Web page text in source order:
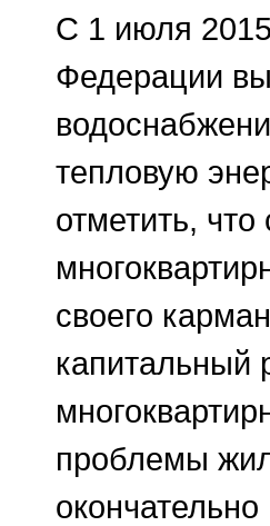
С 1 июля 2015
Федерации
тепловую
отметить,
своего
капитальный
проблемы